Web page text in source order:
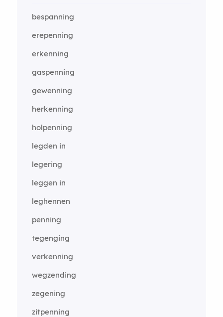
bespanning
erepenning
erkenning
gaspenning
gewenning
herkenning
holpenning
legden in
legering
leggen in
leghennen
penning
tegenging
verkenning
wegzending
zegening
zitpenning